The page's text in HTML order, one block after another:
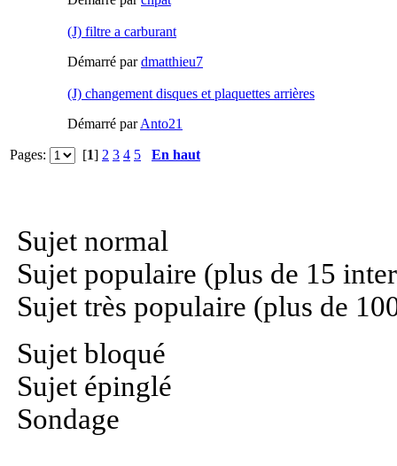
(J) filtre a carburant
Démarré pardmatthieu7
(J) changement disques et plaquettes arrières
Démarré parAnto21
Pages: [1] 2 3 4 5 En haut
Sujet normal
Sujet populaire (plus de 15
Sujet très populaire (plus de
Sujet bloqué
Sujet épinglé
Sondage